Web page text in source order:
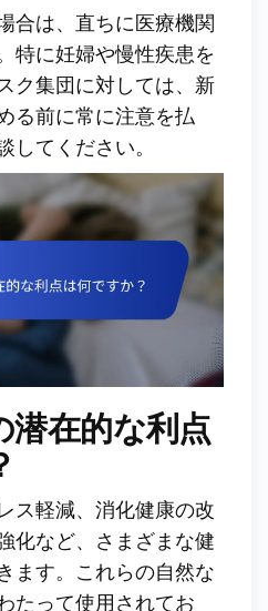
合は、直ちに医療機関
特に妊婦や慢性疾患を
ク集団に対しては、新
る前に常に注意を払
してください。
潜在的な利点
ス軽減、消化健康の改
化など、さまざまな健
ます。これらの自然な
たって使用されてお